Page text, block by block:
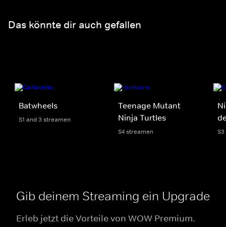
Das könnte dir auch gefallen
Batwheels
S1 and 3 streamen
Teenage Mutant
Ninja Turtles
S4 streamen
Gib deinem Streaming ein Upgrade
Erleb jetzt die Vorteile von WOW Premium.